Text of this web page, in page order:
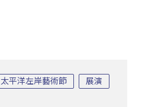
太平洋左岸藝術節 展演